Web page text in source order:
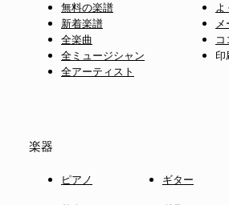
無料の楽譜
新着楽譜
全楽曲
全ミュージシャン
全アーティスト
よ
コ
印
楽器
ピアノ ギター